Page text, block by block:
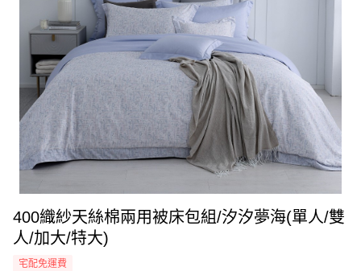
400織紗天絲棉兩用被床包組/汐汐夢海(單人/雙
人/加大/特大)
宅配免運費